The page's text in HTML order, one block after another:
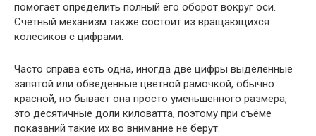
помогает определить полный его оборот вокруг оси.
Счётный механизм также состоит из вращающихся
колесиков с цифрами.
Часто справа есть одна, иногда две цифры выделенные
запятой или обведённые цветной рамочкой, обычно
красной, но бывает она просто уменьшенного размера,
это десятичные доли киловатта, поэтому при съёме
показаний такие их во внимание не берут.